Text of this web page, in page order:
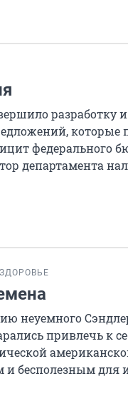
разработку и
которые
федерального
департамента
ЗДОРОВЬЕ
неуемного
привлечь к
бесполезным для